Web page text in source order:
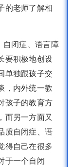
的老师了解相
自闭症、语言障
要积极地创设
单独跟孩子交
，内外统一教
孩子的教育方
而另一方面又
质自闭症、语
得自己在很多
于一个自闭